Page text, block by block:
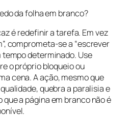
da folha em branco?
é redefinir a tarefa. Em vez
comprometa-se a “escrever
tempo determinado. Use
o próprio bloqueio ou
cena. A ação, mesmo que
quebra a paralisia e
a página em branco não é